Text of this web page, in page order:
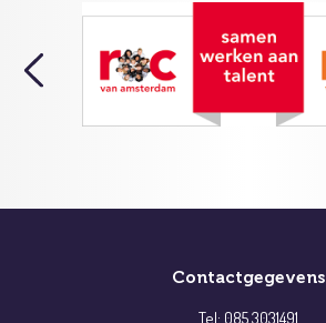
Contactgegevens
Tel: 085 3031491